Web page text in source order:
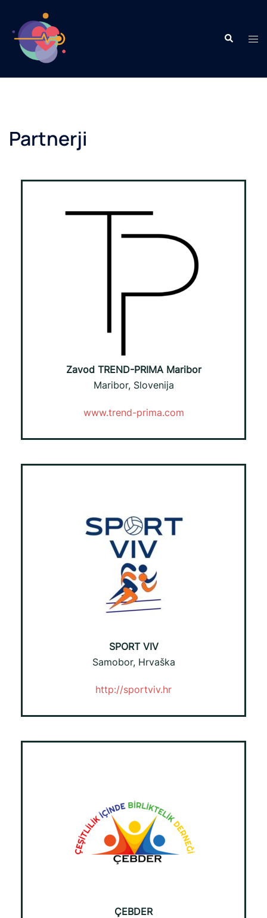
Partnerji
Zavod TREND-PRIMA Maribor
Maribor, Slovenija
www.trend-prima.com
SPORT VIV
Samobor, Hrvaška
http://sportviv.hr
ÇEBDER